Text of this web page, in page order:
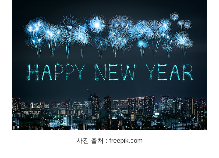
사진 출처 : freepik.com